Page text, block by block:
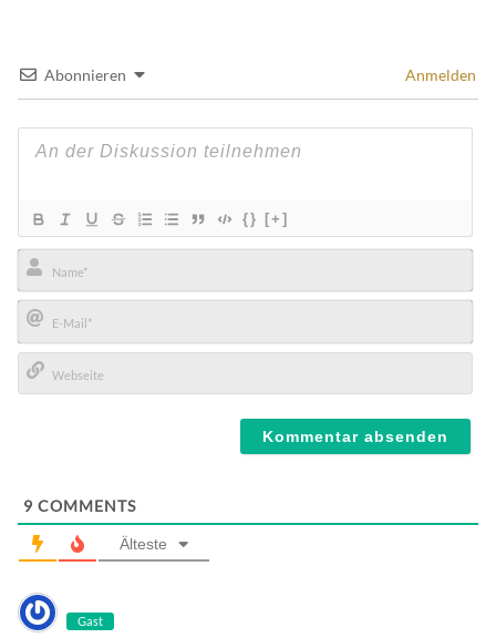
Abonnieren Anmelden
{} [+]
Name*
E-
Mail*
9 COMMENTS
Älteste
Gast